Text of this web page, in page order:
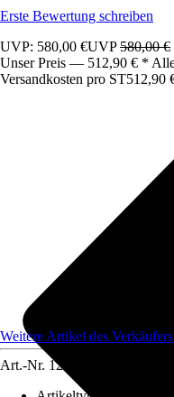
Erste Bewertung schreiben
UVP: 580,00 €UVP580,00 €
Unser Preis — 512,90 € *
Versandkosten pro ST512,90
Weitere Artikel des Verkäufers
Art.-Nr. 12583417